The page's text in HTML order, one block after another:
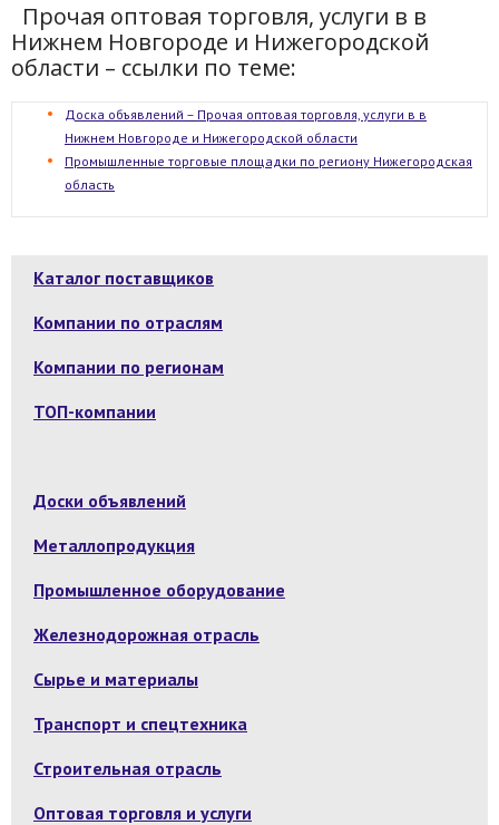
Прочая оптовая торговля, услуги в в
Нижнем Новгороде и Нижегородской
области – ссылки по теме:
Доска объявлений – Прочая оптовая торговля, услуги в в
Нижнем Новгороде и Нижегородской области
Промышленные торговые площадки по региону Нижегородская
область
Каталог поставщиков
Компании по отраслям
Компании по регионам
ТОП-компании
Доски объявлений
Металлопродукция
Промышленное оборудование
Железнодорожная отрасль
Сырье и материалы
Транспорт и спецтехника
Строительная отрасль
Оптовая торговля и услуги